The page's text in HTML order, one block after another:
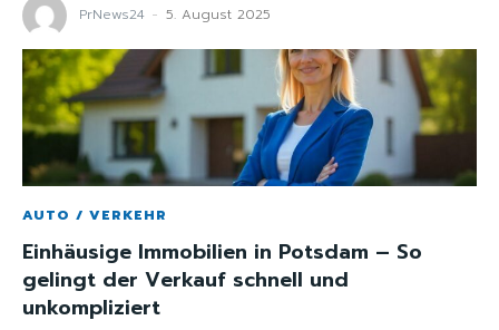
PrNews24 - 5. August 2025
AUTO / VERKEHR
Einhäusige Immobilien in Potsdam – So
gelingt der Verkauf schnell und
unkompliziert